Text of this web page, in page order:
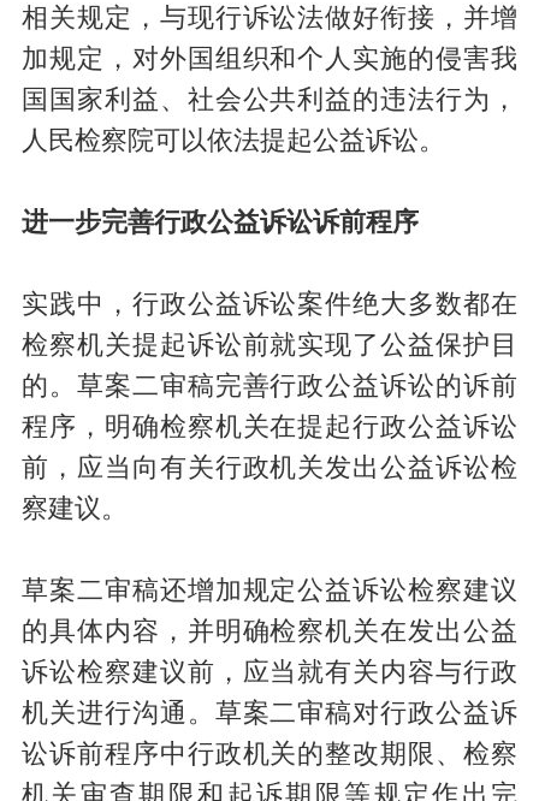
相关规定，与现行诉讼法做好衔接，并增
加规定，对外国组织和个人实施的侵害我
国国家利益、社会公共利益的违法行为，
人民检察院可以依法提起公益诉讼。
进一步完善行政公益诉讼诉前程序
实践中，行政公益诉讼案件绝大多数都在
检察机关提起诉讼前就实现了公益保护目
的。草案二审稿完善行政公益诉讼的诉前
程序，明确检察机关在提起行政公益诉讼
前，应当向有关行政机关发出公益诉讼检
察建议。
草案二审稿还增加规定公益诉讼检察建议
的具体内容，并明确检察机关在发出公益
诉讼检察建议前，应当就有关内容与行政
机关进行沟通。草案二审稿对行政公益诉
讼诉前程序中行政机关的整改期限、检察
机关审查期限和起诉期限等规定作出完